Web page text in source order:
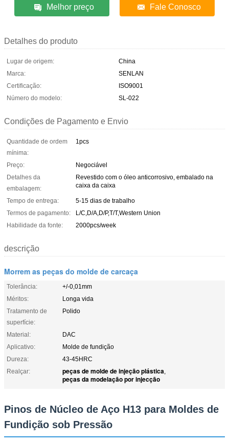
Melhor preço Fale Conosco
Detalhes do produto
Lugar de origem:
China
Marca:
SENLAN
Certificação:
ISO9001
Número do modelo:
SL-022
Condições de Pagamento e Envio
Quantidade de ordem
mínima:
1pcs
Preço:
Negociável
Detalhes da
embalagem:
Revestido com o óleo anticorrosivo, embalado na
caixa da caixa
Tempo de entrega:
5-15 dias de trabalho
Termos de pagamento:
L/C,D/A,D/P,T/T,Western Union
Habilidade da fonte:
2000pcs/week
descrição
Morrem as peças do molde de carcaça
Tolerância:
+/-0,01mm
Méritos:
Longa vida
Tratamento de
superfície:
Polido
Material:
DAC
Aplicativo:
Molde de fundição
Dureza:
43-45HRC
Realçar:
peças de molde de injeção plástica,
peças da modelação por injecção
Pinos de Núcleo de Aço H13 para Moldes de
Fundição sob Pressão